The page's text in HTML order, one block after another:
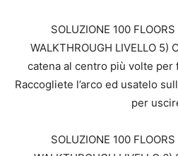
SOLUZIONE 100
WALKTHROUGH LIVELLO 5)
catena al centro più volte per
Raccogliete l’arco ed usatelo
per
SOLUZIONE 100